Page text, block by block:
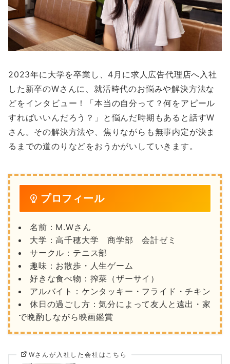
2023年に大学を卒業し、4月に求人広告代理店へ入社
した新卒のWさんに、就活時代のお悩みや解決方法な
どをインタビュー！「本当の自分って？何をアピール
すればいいんだろう？」と悩んだ時期もあると話すW
さん。その解決方法や、焦りながらも無事内定が決ま
るまでの道のりなどをおうかがいしていきます。
プロフィール
名前： M.Wさん
大学：高千穂大学 商学部 会計ゼミ
サークル：テニス部
趣味：お散歩・人生ゲーム
好きな食べ物：搾菜（ザーサイ）
アルバイト：ケンタッキー・フライド・チキン
休日の過ごし方：気分によって友人と遠出・家
で晩酌しながら映画鑑賞
Wさんが入社した会社はこちら